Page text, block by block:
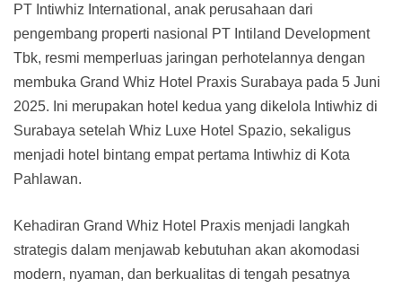
PT Intiwhiz International, anak perusahaan dari
pengembang properti nasional PT Intiland Development
Tbk, resmi memperluas jaringan perhotelannya dengan
membuka Grand Whiz Hotel Praxis Surabaya pada 5 Juni
2025. Ini merupakan hotel kedua yang dikelola Intiwhiz di
Surabaya setelah Whiz Luxe Hotel Spazio, sekaligus
menjadi hotel bintang empat pertama Intiwhiz di Kota
Pahlawan.
Kehadiran Grand Whiz Hotel Praxis menjadi langkah
strategis dalam menjawab kebutuhan akan akomodasi
modern, nyaman, dan berkualitas di tengah pesatnya